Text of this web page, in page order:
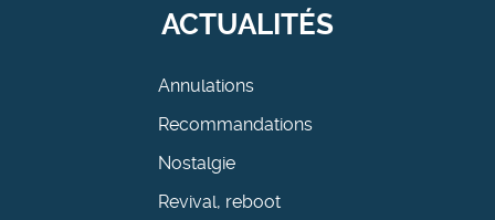
ACTUALITÉS
Annulations
Recommandations
Nostalgie
Revival, reboot